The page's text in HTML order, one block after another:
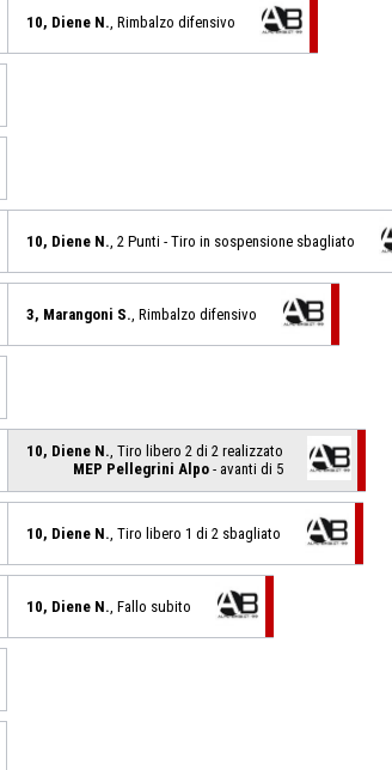
10, Diene N. , Rimbalzo difensivo
10, Diene N. , 2 Punti - Tiro in sospensione sbagliato
3, Marangoni S. , Rimbalzo difensivo
10, Diene N. , Tiro libero 2 di 2 realizzato
MEP Pellegrini Alpo - avanti di 5
10, Diene N. , Tiro libero 1 di 2 sbagliato
10, Diene N. , Fallo subito